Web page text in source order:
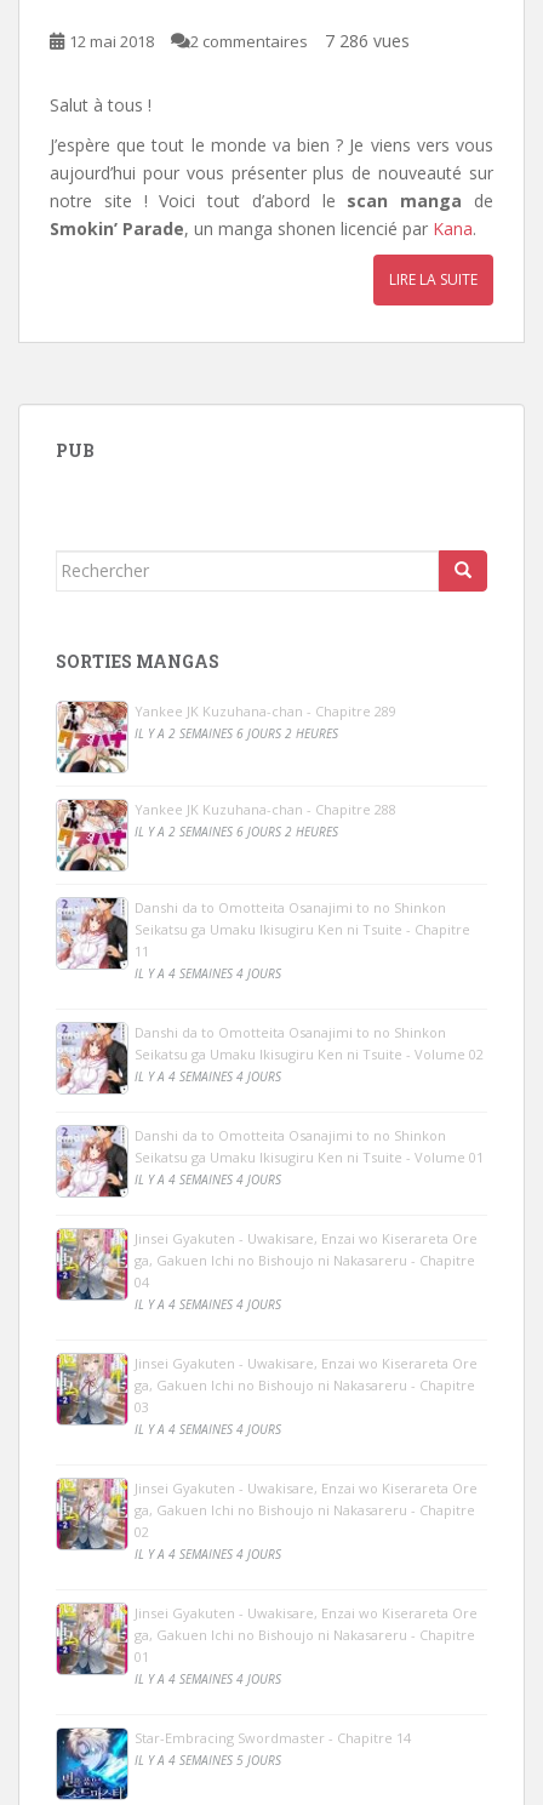
12 mai 2018 2 commentaires 7 286 vues
Salut à tous !
J’espère que tout le monde va bien ? Je viens vers vous
aujourd’hui pour vous présenter plus de nouveauté sur
notre site ! Voici tout d’abord le scan manga de
Smokin’ Parade, un manga shonen licencié par Kana.
LIRE LA SUITE
PUB
Rechercher...
SORTIES MANGAS
Yankee JK Kuzuhana-chan - Chapitre 289
IL Y A 2 SEMAINES 6 JOURS 2 HEURES
Yankee JK Kuzuhana-chan - Chapitre 288
IL Y A 2 SEMAINES 6 JOURS 2 HEURES
Danshi da to Omotteita Osanajimi to no Shinkon
Seikatsu ga Umaku Ikisugiru Ken ni Tsuite - Chapitre
11
IL Y A 4 SEMAINES 4 JOURS
Danshi da to Omotteita Osanajimi to no Shinkon
Seikatsu ga Umaku Ikisugiru Ken ni Tsuite - Volume 02
IL Y A 4 SEMAINES 4 JOURS
Danshi da to Omotteita Osanajimi to no Shinkon
Seikatsu ga Umaku Ikisugiru Ken ni Tsuite - Volume 01
IL Y A 4 SEMAINES 4 JOURS
Jinsei Gyakuten - Uwakisare, Enzai wo Kiserareta Ore
ga, Gakuen Ichi no Bishoujo ni Nakasareru - Chapitre
04
IL Y A 4 SEMAINES 4 JOURS
Jinsei Gyakuten - Uwakisare, Enzai wo Kiserareta Ore
ga, Gakuen Ichi no Bishoujo ni Nakasareru - Chapitre
03
IL Y A 4 SEMAINES 4 JOURS
Jinsei Gyakuten - Uwakisare, Enzai wo Kiserareta Ore
ga, Gakuen Ichi no Bishoujo ni Nakasareru - Chapitre
02
IL Y A 4 SEMAINES 4 JOURS
Jinsei Gyakuten - Uwakisare, Enzai wo Kiserareta Ore
ga, Gakuen Ichi no Bishoujo ni Nakasareru - Chapitre
01
IL Y A 4 SEMAINES 4 JOURS
Star-Embracing Swordmaster - Chapitre 14
IL Y A 4 SEMAINES 5 JOURS